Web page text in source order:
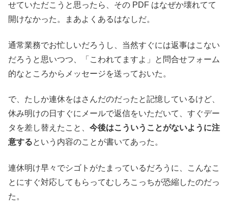
せていただこうと思ったら、その PDF はなぜか壊れてて
開けなかった。まあよくあるはなしだ。
通常業務でお忙しいだろうし、当然すぐには返事はこない
だろうと思いつつ、「こわれてますよ」と問合せフォーム
的なところからメッセージを送っておいた。
で、たしか連休をはさんだのだったと記憶しているけど、
休み明けの日すぐにメールで返信をいただいて、すぐデー
タを差し替えたこと、 今後はこういうことがないように注
意するという内容のことが書いてあった。
連休明け早々でシゴトがたまっているだろうに、こんなこ
とにすぐ対応してもらってむしろこっちが恐縮したのだっ
た。